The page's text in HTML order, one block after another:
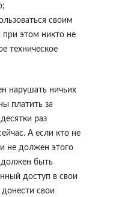
своим
этом никто не
техническое
нарушать ничьих
платить за
раз
А если кто не
не должен этого
быть
доступ в свои
свои